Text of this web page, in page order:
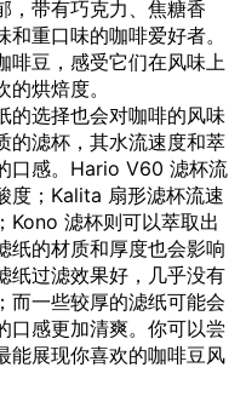
，带有巧克力、焦糖香
重口味的咖啡爱好者。
啡豆，感受它们在风味上
烘焙度。
的选择也会对咖啡的风味
的滤杯，其水流速度和萃
口感。Hario V60 滤杯流
度；Kalita 扇形滤杯流速
Kono 滤杯则可以萃取出
纸的材质和厚度也会影响
纸过滤效果好，几乎没有
而一些较厚的滤纸可能会
口感更加清爽。你可以尝
能展现你喜欢的咖啡豆风